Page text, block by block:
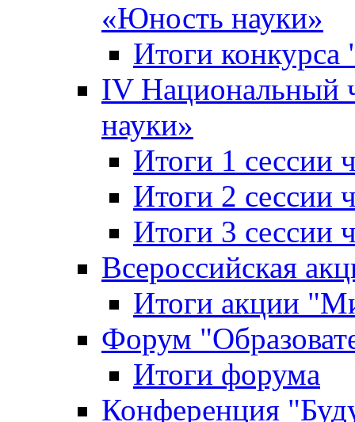
«Юность науки»
Итоги
IV
науки»
Итоги 1 сессии
Итоги 2 сессии
Итоги 3 сессии
Всероссийская
Итоги акции
Форум
Итоги форума
Конференция